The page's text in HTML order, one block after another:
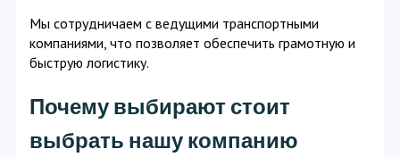
Мы сотрудничаем с ведущими транспортными
компаниями, что позволяет обеспечить грамотную и
быструю логистику.
Почему выбирают стоит
выбрать нашу компанию